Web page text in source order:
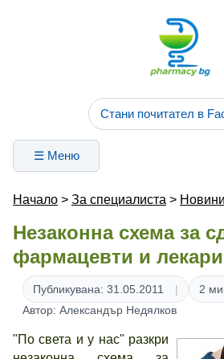
Стани почитател в
☰ Меню
Начало > За специалиста > Новини
Незаконна схема за
фармацевти и лекари
Публикувана: 31.05.2011
2
Автор: Александър Недялков
"По света и у нас" разкри